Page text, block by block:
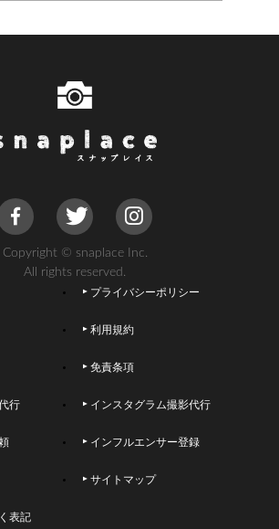
Copyright © snaplace Inc.
All rights reserved.
プライバシーポリシー
利用規約
免責条項
行 インスタグラム撮影代行
インフルエンサー登録
サイトマップ
表記